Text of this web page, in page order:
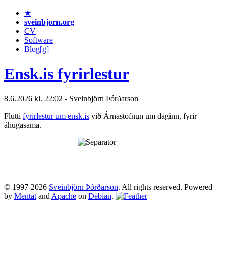
★
sveinbjorn.org
CV
Software
Blog[g]
Ensk.is fyrirlestur
8.6.2026 kl. 22:02 - Sveinbjörn Þórðarson
Flutti fyrirlestur um ensk.is við Árnastofnun um daginn, fyrir
áhugasama.
© 1997-2026 Sveinbjörn Þórðarson. All rights reserved. Powered
by Mentat and Apache on Debian.